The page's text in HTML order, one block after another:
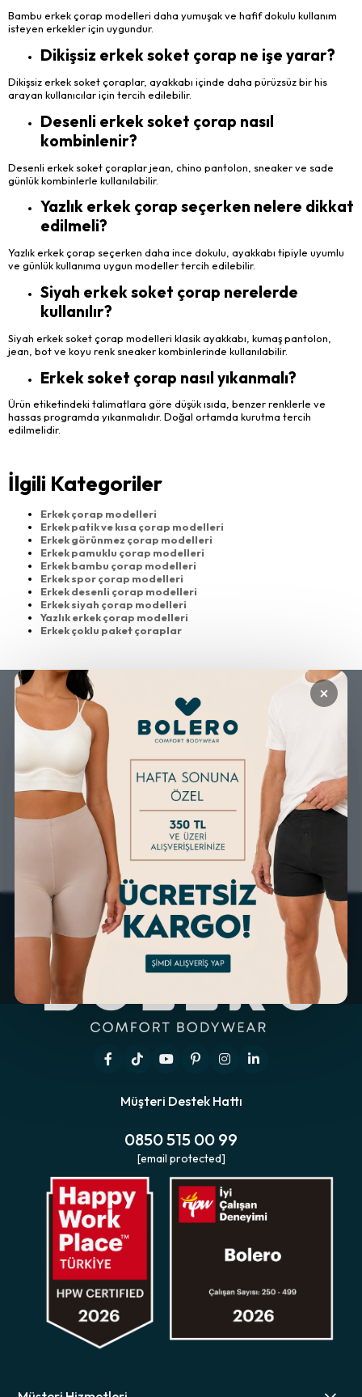
Bambu erkek çorap modelleri daha yumuşak ve hafif dokulu kullanım
isteyen erkekler için uygundur.
Dikişsiz erkek soket çorap ne işe yarar?
Dikişsiz erkek soket çoraplar, ayakkabı içinde daha pürüzsüz bir his
arayan kullanıcılar için tercih edilebilir.
Desenli erkek soket çorap nasıl
kombinlenir?
Desenli erkek soket çoraplar jean, chino pantolon, sneaker ve sade
günlük kombinlerle kullanılabilir.
Yazlık erkek çorap seçerken nelere dikkat
edilmeli?
Yazlık erkek çorap seçerken daha ince dokulu, ayakkabı tipiyle uyumlu
ve günlük kullanıma uygun modeller tercih edilebilir.
Siyah erkek soket çorap nerelerde
kullanılır?
Siyah erkek soket çorap modelleri klasik ayakkabı, kumaş pantolon,
jean, bot ve koyu renk sneaker kombinlerinde kullanılabilir.
Erkek soket çorap nasıl yıkanmalı?
Ürün etiketindeki talimatlara göre düşük ısıda, benzer renklerle ve
hassas programda yıkanmalıdır. Doğal ortamda kurutma tercih
edilmelidir.
İlgili Kategoriler
Erkek çorap modelleri
Erkek patik ve kısa çorap modelleri
Erkek görünmez çorap modelleri
Erkek pamuklu çorap modelleri
Erkek bambu çorap modelleri
Erkek spor çorap modelleri
Erkek desenli çorap modelleri
Erkek siyah çorap modelleri
Yazlık erkek çorap modelleri
Erkek çoklu paket çoraplar
ÜCRETSİZ KARGO GÜVENLİ ALIŞVERİŞ
KOLAY İADE & DEĞİŞİM
ALTERNATİF ÖDEME
İMKANLARI
Müşteri Destek Hattı
0850 515 00 99
[email protected]
×